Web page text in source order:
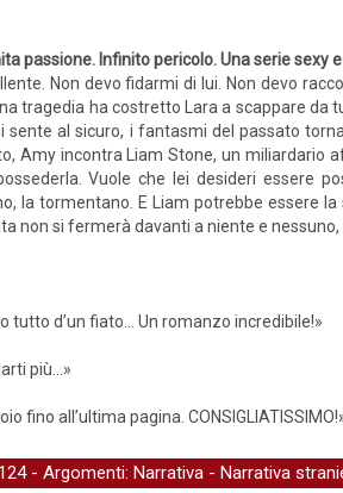
passione. Infinito pericolo. Una serie sexy
Non devo fidarmi di lui. Non devo
tragedia ha costretto Lara a scappare
al sicuro, i fantasmi del passato
Amy incontra Liam Stone, un miliardario
Vuole che lei desideri essere
la tormentano. E Liam potrebbe essere
non si fermerà davanti a niente e nessuno,
tutto d’un fiato… Un romanzo incredibile!»
più...»
fino all’ultima pagina.
- Argomenti: Narrativa - Narrativa